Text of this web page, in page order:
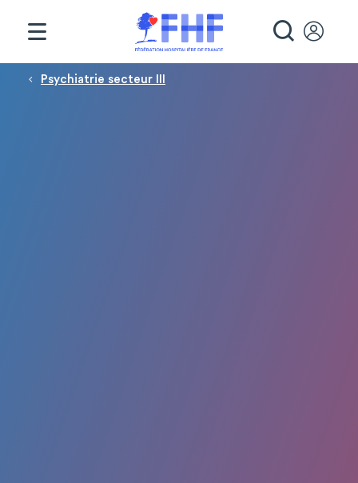
Fil d'Ariane
Psychiatrie secteur III
Panneau de gestion des cookies